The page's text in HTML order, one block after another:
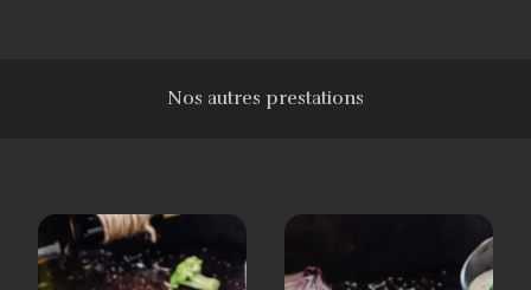
Nos autres prestations